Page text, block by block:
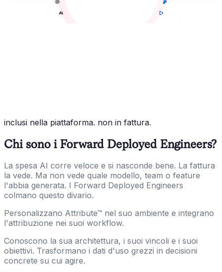
inclusi nella piattaforma. non in fattura.
Chi sono i Forward Deployed Engineers?
La spesa AI corre veloce e si nasconde bene. La fattura
la vede. Ma non vede quale modello, team o feature
l'abbia generata. I Forward Deployed Engineers
colmano questo divario.
Personalizzano Attribute™ nel suo ambiente e integrano
l'attribuzione nei suoi workflow.
Conoscono la sua architettura, i suoi vincoli e i suoi
obiettivi. Trasformano i dati d'uso grezzi in decisioni
concrete su cui agire.